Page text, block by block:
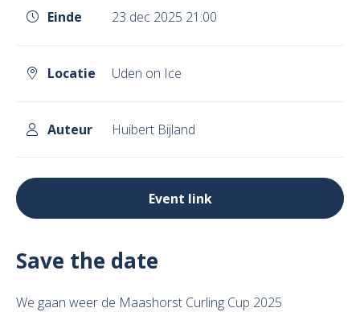
Einde 23 dec 2025 21:00
Locatie Uden on Ice
Auteur Huibert Bijland
Event link
Save the date
We gaan weer de Maashorst Curling Cup 2025